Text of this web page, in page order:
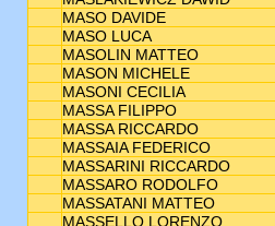
MASO DAVIDE
MASO LUCA
MASOLIN MATTEO
MASON MICHELE
MASONI CECILIA
MASSA FILIPPO
MASSA RICCARDO
MASSAIA FEDERICO
MASSARINI RICCARDO
MASSARO RODOLFO
MASSATANI MATTEO
MASSELLO LORENZO